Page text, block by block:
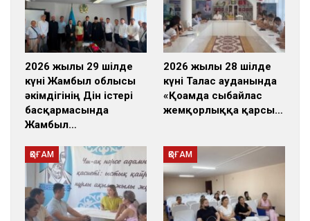
2026 жылғы 29 шілде
күні Жамбыл облысы
әкімдігінің Дін істері
басқармасында
Жамбыл…
2026 жылғы 28 шілде
күні Талас ауданында
«Қоғамда сыбайлас
жемқорлыққа қарсы…
ҚОҒАМ ҚОҒАМ